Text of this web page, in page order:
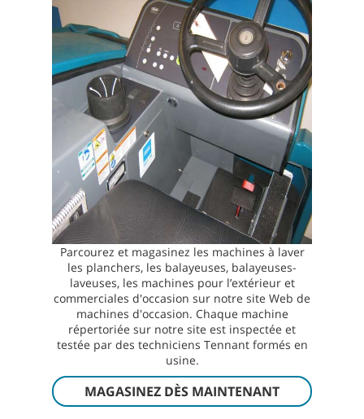
Parcourez et magasinez les machines à laver
les planchers, les balayeuses, balayeuses-
laveuses, les machines pour l’extérieur et
commerciales d'occasion sur notre site Web de
machines d'occasion. Chaque machine
répertoriée sur notre site est inspectée et
testée par des techniciens Tennant formés en
usine.
MAGASINEZ DÈS MAINTENANT